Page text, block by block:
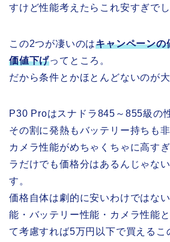
すけど性能考えたらこれ安すぎで
この2つが凄いのはキャンペーンの
価値下げってところ。
だから条件とかほとんどないのが大
P30 Proはスナドラ845～855級の
その割に発熱もバッテリー持ちも
カメラ性能がめちゃくちゃに高す
ラだけでも価格分はあるんじゃな
す。
価格自体は劇的に安いわけではな
能・バッテリー性能・カメラ性能
て考慮すれば5万円以下で買えるこ